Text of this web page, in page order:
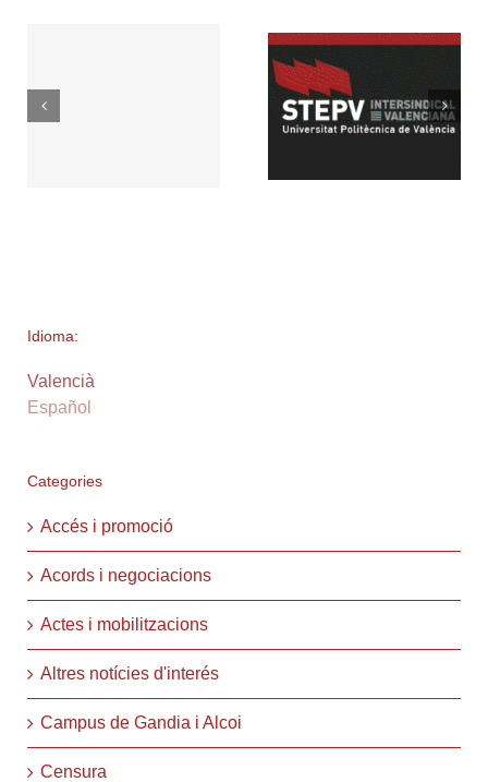
Idioma:
Valencià
Español
Categories
Accés i promoció
Acords i negociacions
Actes i mobilitzacions
Altres notícies d'interés
Campus de Gandia i Alcoi
Censura